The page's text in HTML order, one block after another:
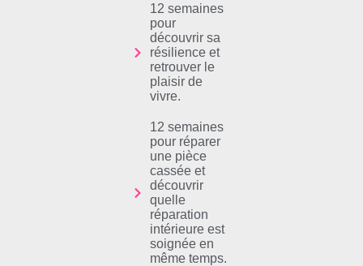
12 semaines
pour
découvrir sa
résilience et
retrouver le
plaisir de
vivre.
12 semaines
pour réparer
une pièce
cassée et
découvrir
quelle
réparation
intérieure est
soignée en
même temps.